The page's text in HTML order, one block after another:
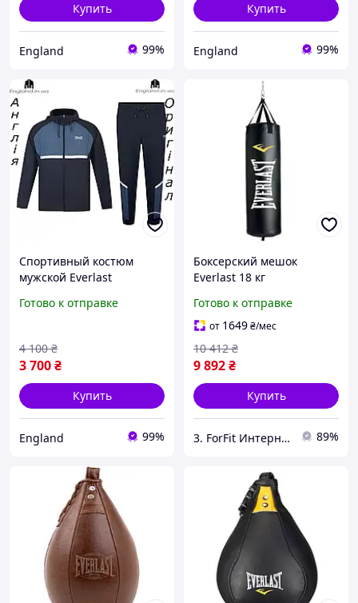
Купить
England 99%
Купить
England 99%
Спортивный костюм
мужской Everlast
для бега и тренеровок
Готово к отправке
3 700₴
4 100 ₴
Купить
England 99%
Боксерский мешок
Everlast 18 кг
Готово к отправке
от 1649₴/мес
9 892₴
10 412 ₴
Купить
3. ForFit Интернет-магазин спортивных товаров 89%